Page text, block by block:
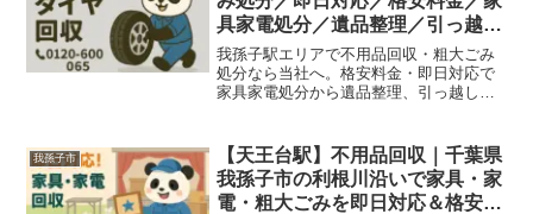
具家電処分／遺品整理／引っ越し
片付け
我孫子駅エリアで不用品回収・粗大ごみ
処分なら当社へ。格安料金・即日対応で
家具家電処分から遺品整理、引っ越し片
我孫子市
【天王台駅】不用品回収｜千葉県
我孫子市の利根川沿いで家具・家
電・粗大ごみを即日対応＆格安処